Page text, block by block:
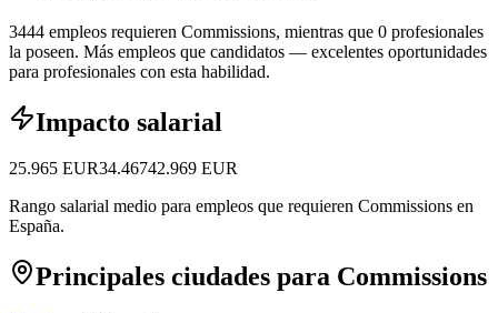
3444 empleos requieren Commissions, mientras que 0 profesionales
la poseen. Más empleos que candidatos — excelentes oportunidades
para profesionales con esta habilidad.
Impacto salarial
25.965 EUR34.46742.969 EUR
Rango salarial medio para empleos que requieren Commissions en
España.
Principales ciudades para Commissions